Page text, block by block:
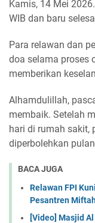
Kamis, 14 Mei
WIB dan baru
Para relawan dan
doa selama proses
memberikan
Alhamdulillah,
membaik. Setelah
hari di rumah sakit,
diperbolehkan
BACA JUGA
Relawan FPI
Pesantren
[Video] Masjid